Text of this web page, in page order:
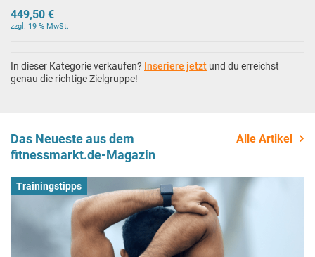
449,50 €
zzgl. 19 % MwSt.
In dieser Kategorie verkaufen? Inseriere jetzt und du erreichst
genau die richtige Zielgruppe!
Das Neueste aus dem
fitnessmarkt.de-Magazin
Alle Artikel
Trainingstipps